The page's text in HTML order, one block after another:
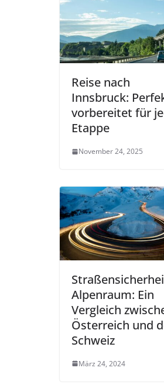
Reise nach
Innsbruck:
vorbereitet für
Etappe
November 24, 2025
Alpenraum: Ein
Vergleich
Österreich und
Schweiz
März 24, 2024